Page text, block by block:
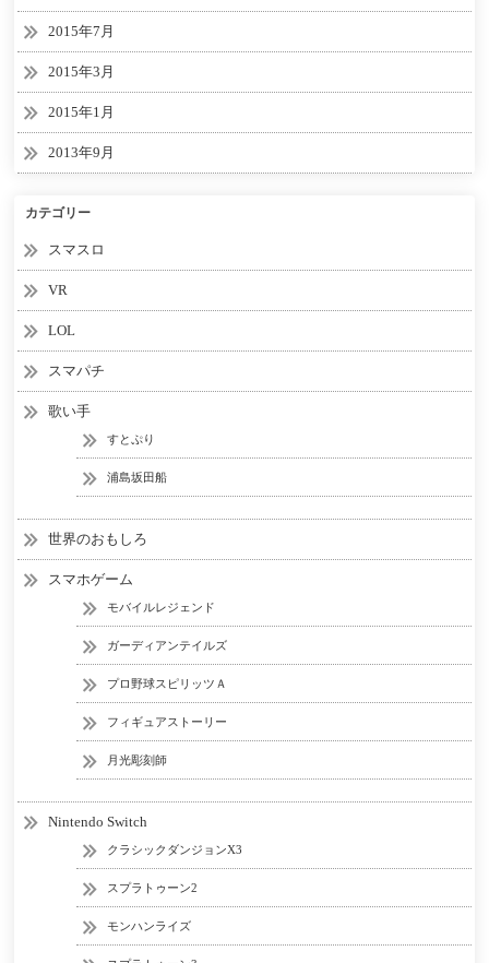
2015年7月
2015年3月
2015年1月
2013年9月
カテゴリー
スマスロ
VR
LOL
スマパチ
歌い手
すとぷり
浦島坂田船
世界のおもしろ
スマホゲーム
モバイルレジェンド
ガーディアンテイルズ
プロ野球スピリッツＡ
フィギュアストーリー
月光彫刻師
Nintendo Switch
クラシックダンジョンX3
スプラトゥーン2
モンハンライズ